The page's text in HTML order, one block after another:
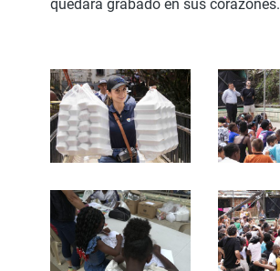
quedará grabado en sus corazones.